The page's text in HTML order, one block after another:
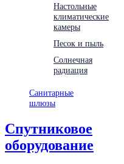
Настольные
климатические
камеры
Песок и пыль
Солнечная
радиация
Санитарные
шлюзы
Спутниковое
оборудование